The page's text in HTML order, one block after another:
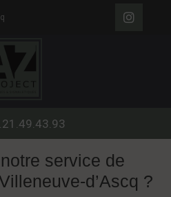
service de
d’Ascq ?